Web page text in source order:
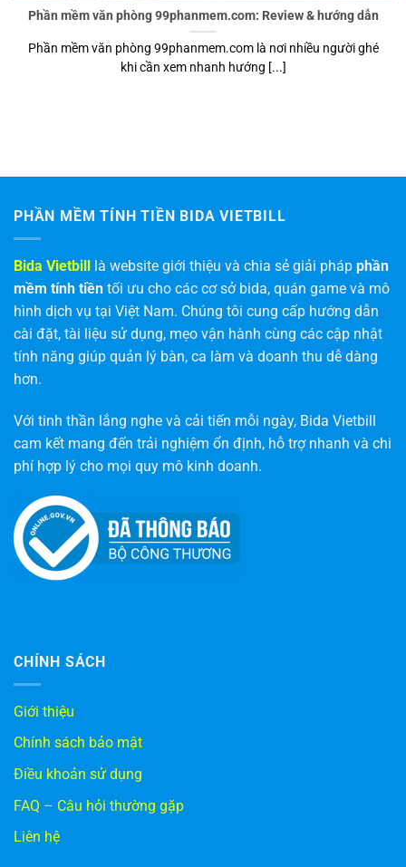
Phần mềm văn phòng 99phanmem.com: Review & hướng dẫn
Phần mềm văn phòng 99phanmem.com là nơi nhiều người ghé
khi cần xem nhanh hướng [...]
PHẦN MỀM TÍNH TIỀN BIDA VIETBILL
Bida Vietbill là website giới thiệu và chia sẻ giải pháp phần
mềm tính tiền tối ưu cho các cơ sở bida, quán game và mô
hình dịch vụ tại Việt Nam. Chúng tôi cung cấp hướng dẫn
cài đặt, tài liệu sử dụng, mẹo vận hành cùng các cập nhật
tính năng giúp quản lý bàn, ca làm và doanh thu dễ dàng
hơn.
Với tinh thần lắng nghe và cải tiến mỗi ngày, Bida Vietbill
cam kết mang đến trải nghiệm ổn định, hỗ trợ nhanh và chi
phí hợp lý cho mọi quy mô kinh doanh.
CHÍNH SÁCH
Giới thiệu
Chính sách bảo mật
Điều khoản sử dụng
FAQ – Câu hỏi thường gặp
Liên hệ